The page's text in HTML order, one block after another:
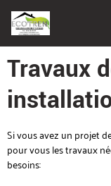
Travaux
Si vous avez un projet
pour vous les travaux
besoins: